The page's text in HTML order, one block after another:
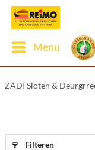
Menu
ZADI Sloten &
Filteren